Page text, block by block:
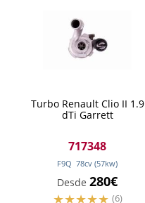
Turbo Renault Clio II 1.9
dTi Garrett
717348
F9Q 78cv (57kw)
Desde 280€
(6)